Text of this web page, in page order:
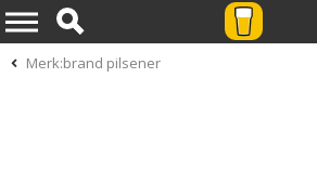
Merk:brand pilsener